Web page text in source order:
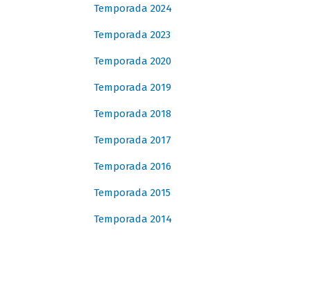
Temporada 2024
Temporada 2023
Temporada 2020
Temporada 2019
Temporada 2018
Temporada 2017
Temporada 2016
Temporada 2015
Temporada 2014